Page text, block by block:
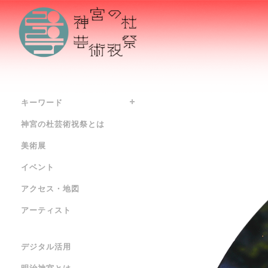
キーワード
神宮の杜芸術祝祭とは
美術展
イベント
アクセス・地図
アーティスト
デジタル活用